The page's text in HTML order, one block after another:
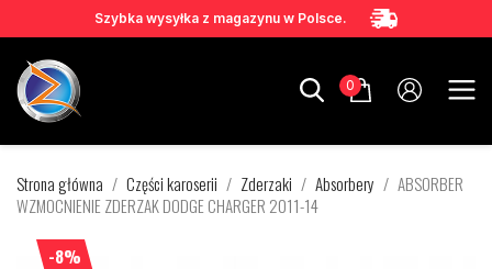
Szybka wysyłka z magazynu w Polsce.
0
Strona główna Części karoserii Zderzaki Absorbery
ABSORBER
WZMOCNIENIE ZDERZAK DODGE CHARGER 2011-14
-8%